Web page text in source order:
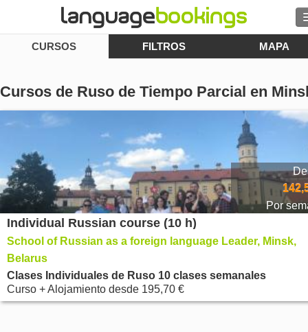
Buscar
EXPLORAR
Identifícate
Ayuda
Moneda €
Idioma
CURSOS FILTROS MAPA
Cursos de Ruso de Tiempo Parcial en
Por
Individual Russian course (10 h)
School of Russian as a foreign language Leader, Minsk,
Belarus
Clases Individuales de Ruso 10 clases semanales
Curso + Alojamiento desde 195,70 €